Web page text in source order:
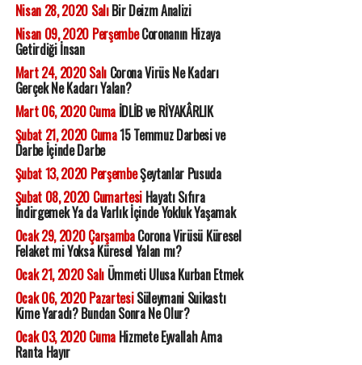
Nisan 28, 2020 SalıBir Deizm Analizi
Nisan 09, 2020 PerşembeCoronanın Hizaya
Getirdiği İnsan
Mart 24, 2020 SalıCorona Virüs Ne Kadarı
Gerçek Ne Kadarı Yalan?
Mart 06, 2020 CumaİDLİB ve RİYAKÂRLIK
Şubat 21, 2020 Cuma15 Temmuz Darbesi ve
Darbe İçinde Darbe
Şubat 13, 2020 PerşembeŞeytanlar Pusuda
Şubat 08, 2020 CumartesiHayatı Sıfıra
İndirgemek Ya da Varlık İçinde Yokluk Yaşamak
Ocak 29, 2020 ÇarşambaCorona Virüsü Küresel
Felaket mi Yoksa Küresel Yalan mı?
Ocak 21, 2020 SalıÜmmeti Ulusa Kurban Etmek
Ocak 06, 2020 PazartesiSüleymani Suikastı
Kime Yaradı? Bundan Sonra Ne Olur?
Ocak 03, 2020 CumaHizmete Eyvallah Ama
Ranta Hayır